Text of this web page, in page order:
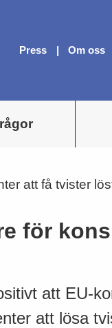
Press Om oss
att få tvister
för
att EU-
att lösa